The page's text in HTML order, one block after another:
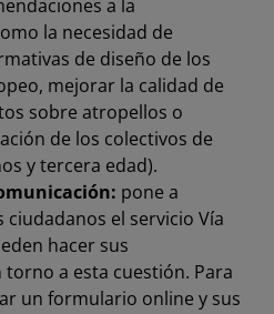
a la
la necesidad de
de diseño de los
mejorar la calidad de
sobre atropellos o
de los colectivos de
y tercera edad).
pone a
ciudadanos el servicio Vía
hacer sus
torno a esta cuestión. Para
un formulario online y sus